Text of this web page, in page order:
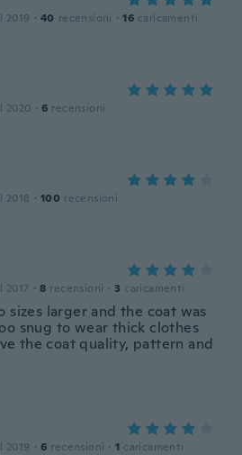
2019 · 40 recensioni · 16 caricamenti
2020 · 6 recensioni
2018 · 100 recensioni
2017 · 8 recensioni · 3 caricamenti
sizes larger and the coat was
snug to wear thick clothes
the coat quality, pattern and
2019 · 6 recensioni · 1 caricamenti